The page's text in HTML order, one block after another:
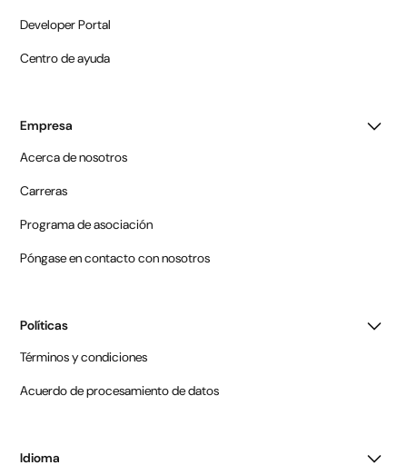
Developer Portal
Centro de ayuda
Empresa
Acerca de nosotros
Carreras
Programa de asociación
Póngase en contacto con nosotros
Políticas
Términos y condiciones
Acuerdo de procesamiento de datos
Idioma